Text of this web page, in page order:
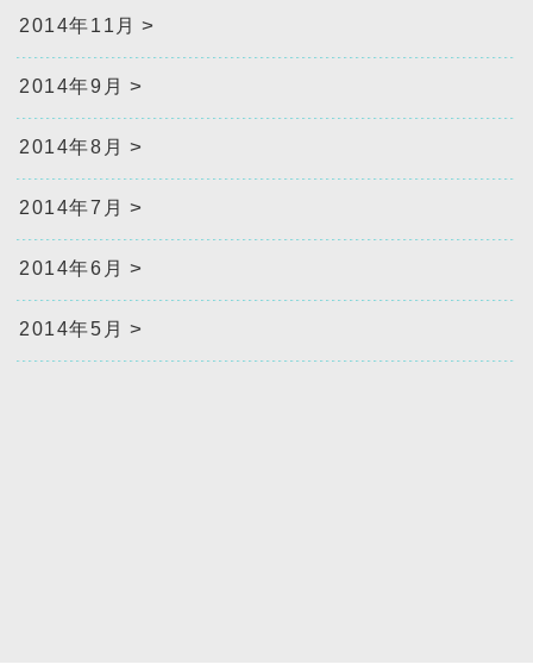
2014年11月
2014年9月
2014年8月
2014年7月
2014年6月
2014年5月